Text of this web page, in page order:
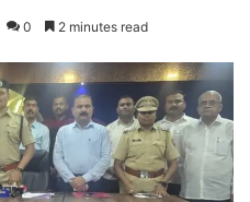
0 2 minutes read